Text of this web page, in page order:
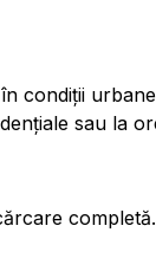
condiții
sau la